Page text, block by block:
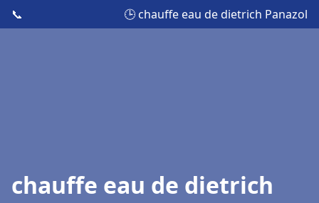
📞 🕒 chauffe eau de dietrich Panazol
chauffe eau de dietrich